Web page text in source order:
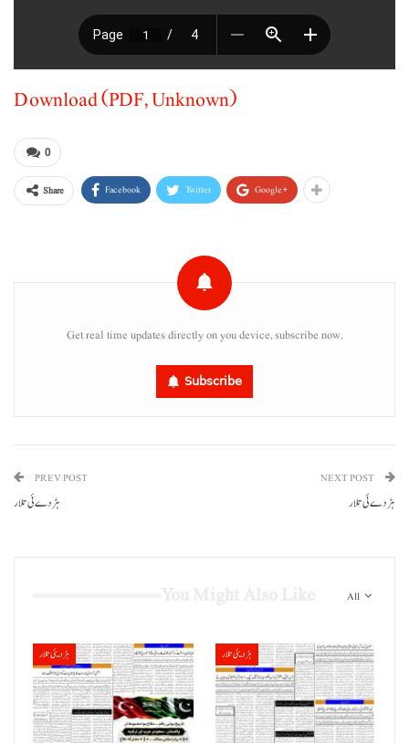
Download (PDF, Unknown)
0
Share Facebook Twitter Google+
Get real time updates directly on you device, subscribe now.
Subscribe
PREV POST
ہڑدے ئی تلار
NEXT POST
ہڑدے ئی تلار
All
ہڑدیئی تلار ہڑدیئی تلار